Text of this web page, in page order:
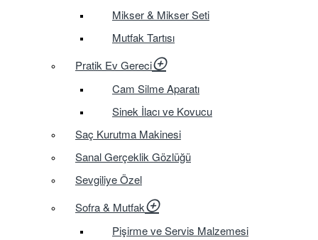
Mikser & Mikser Seti
Mutfak Tartısı
Pratik Ev Gereci
Cam Silme Aparatı
Sinek İlacı ve Kovucu
Saç Kurutma Makinesi
Sanal Gerçeklik Gözlüğü
Sevgiliye Özel
Sofra & Mutfak
Pişirme ve Servis Malzemesi